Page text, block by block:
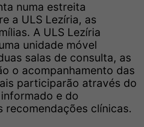
numa estreita
a ULS Lezíria, as
A ULS Lezíria
unidade móvel
salas de consulta, as
o acompanhamento das
participarão através do
e do
recomendações clínicas.